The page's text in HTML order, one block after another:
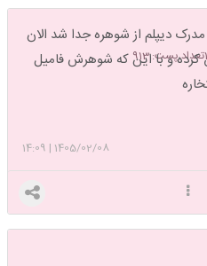
تعداد پست: 913
دیپلم از شوهره جدا شد الان
کرده و با این که شوهرش فامیل
1405/02/08
|
14:09